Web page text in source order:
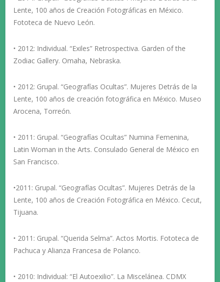
Lente, 100 años de Creación Fotográficas en México.
Fototeca de Nuevo León.
• 2012: Individual. “Exiles” Retrospectiva. Garden of the
Zodiac Gallery. Omaha, Nebraska.
• 2012: Grupal. “Geografías Ocultas”. Mujeres Detrás de la
Lente, 100 años de creación fotográfica en México. Museo
Arocena, Torreón.
• 2011: Grupal. “Geografías Ocultas” Numina Femenina,
Latin Woman in the Arts. Consulado General de México en
San Francisco.
•2011: Grupal. “Geografías Ocultas”. Mujeres Detrás de la
Lente, 100 años de Creación Fotográfica en México. Cecut,
Tijuana.
• 2011: Grupal. “Querida Selma”. Actos Mortis. Fototeca de
Pachuca y Alianza Francesa de Polanco.
• 2010: Individual: “El Autoexilio”. La Miscelánea. CDMX